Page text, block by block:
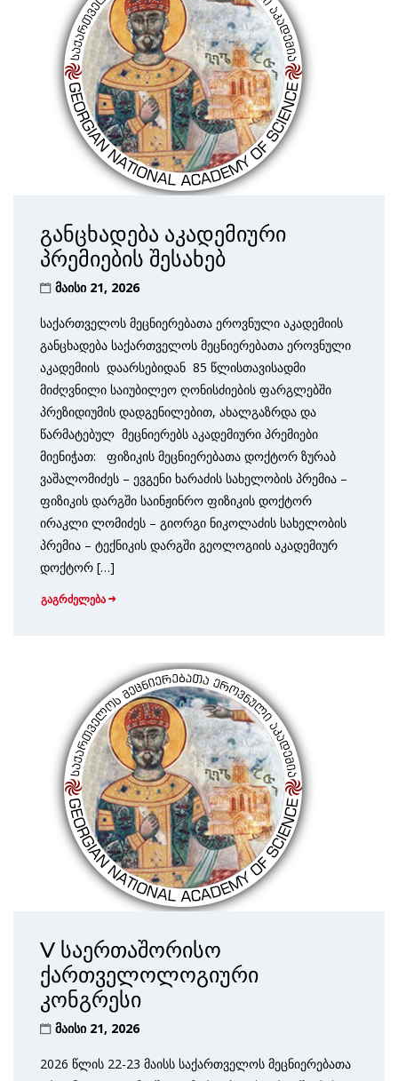
განცხადება აკადემიური
პრემიების შესახებ
მაისი 21, 2026
საქართველოს მეცნიერებათა ეროვნული აკადემიის
განცხადება საქართველოს მეცნიერებათა ეროვნული
აკადემიის დაარსებიდან 85 წლისთავისადმი
მიძღვნილი საიუბილეო ღონისძიების ფარგლებში
პრეზიდიუმის დადგენილებით, ახალგაზრდა და
წარმატებულ მეცნიერებს აკადემიური პრემიები
მიენიჭათ: ფიზიკის მეცნიერებათა დოქტორ ზურაბ
ვაშალომიძეს – ევგენი ხარაძის სახელობის პრემია –
ფიზიკის დარგში საინჟინრო ფიზიკის დოქტორ
ირაკლი ლომიძეს – გიორგი ნიკოლაძის სახელობის
პრემია – ტექნიკის დარგში გეოლოგიის აკადემიურ
დოქტორ […]
გაგრძელება
V საერთაშორისო
ქართველოლოგიური
კონგრესი
მაისი 21, 2026
2026 წლის 22-23 მაისს საქართველოს მეცნიერებათა